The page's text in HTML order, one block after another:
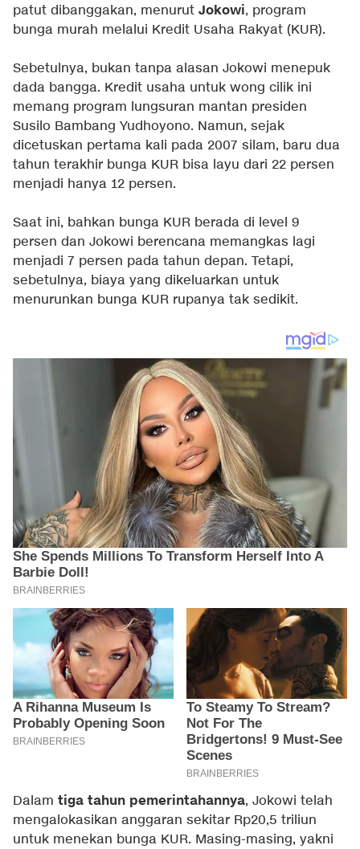
patut dibanggakan, menurut Jokowi, program
bunga murah melalui Kredit Usaha Rakyat (KUR).
Sebetulnya, bukan tanpa alasan Jokowi menepuk
dada bangga. Kredit usaha untuk wong cilik ini
memang program lungsuran mantan presiden
Susilo Bambang Yudhoyono. Namun, sejak
dicetuskan pertama kali pada 2007 silam, baru dua
tahun terakhir bunga KUR bisa layu dari 22 persen
menjadi hanya 12 persen.
Saat ini, bahkan bunga KUR berada di level 9
persen dan Jokowi berencana memangkas lagi
menjadi 7 persen pada tahun depan. Tetapi,
sebetulnya, biaya yang dikeluarkan untuk
menurunkan bunga KUR rupanya tak sedikit.
Dalam tiga tahun pemerintahannya, Jokowi telah
mengalokasikan anggaran sekitar Rp20,5 triliun
untuk menekan bunga KUR. Masing-masing, yakni